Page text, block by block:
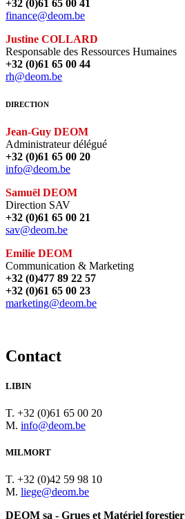
+32 (0)61 65 00 41
finance@deom.be
Justine COLLARD
Responsable des Ressources Humaines
+32 (0)61 65 00 44
rh@deom.be
DIRECTION
Jean-Guy DEOM
Administrateur délégué
+32 (0)61 65 00 20
info@deom.be
Samuël DEOM
Direction SAV
+32 (0)61 65 00 21
sav@deom.be
Emilie DEOM
Communication & Marketing
+32 (0)477 89 22 57
+32 (0)61 65 00 23
marketing@deom.be
Contact
LIBIN
T. +32 (0)61 65 00 20
M. info@deom.be
MILMORT
T. +32 (0)42 59 98 10
M. liege@deom.be
DEOM sa - Grues et Matériel forestier